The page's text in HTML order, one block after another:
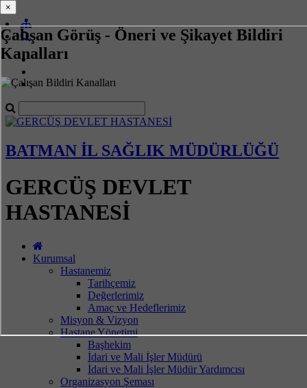
Çalışan Görüş - Öneri ve Şikayet Bildiri
Kanalları
BATMAN İL SAĞLIK MÜDÜRLÜĞÜ
GERCÜŞ DEVLET
HASTANESİ
Kurumsal
Hastanemiz
Tarihçemiz
Değerlerimiz
Amaç ve Hedeflerimiz
Misyon & Vizyon
Hastane Yönetimi
Başhekim
İdari ve Mali İşler Müdürü
İdari ve Mali İşler Müdür Yardımcısı
Organizasyon Şeması
×